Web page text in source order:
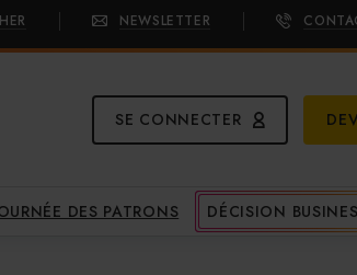
NEWSLETTER
SE CONNECTER
DES PATRONS DÉCISION